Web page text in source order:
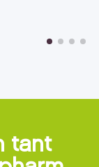
tant